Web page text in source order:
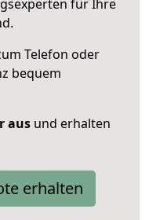
für Ihre
Telefon oder
bequem
aus und erhalten
erhalten